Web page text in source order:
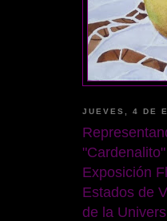
JUEVES, 4 DE
Exposición
Estados de
de la